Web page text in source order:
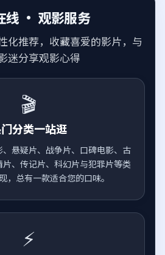
线 · 观影服务
化推荐，收藏喜爱的影片，与
迷分享观影心得
🎬
分类一站逛
悬疑片、战争片、口碑电影、古
、传记片、科幻片与犯罪片等类
，总有一款适合您的口味。
⚡